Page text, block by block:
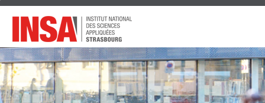
National
Sciences
Appliquées